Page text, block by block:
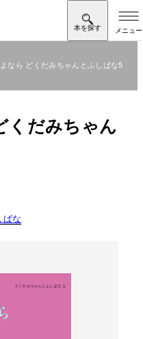
なら どくだみちゃんとふしばな5
くだみちゃん
ばな